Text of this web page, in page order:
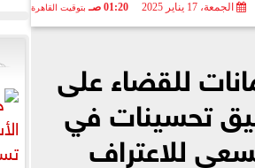
الجمعة، 17 يناير 2025 01:20 صـ بتوقيت القاهرة
للقضاء على
تحسينات في
للاعتراف